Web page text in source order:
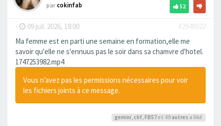
parcokinfab 52
- 09 juil. 2026, 18:00
#2948922
Ma femme est en parti une semaine en formation,elle me
savoir qu'elle ne s'ennuus pas le soir dans sa chamvre d'hotel.
1747253982.mp4
Vous n’avez pas les permissions nécessaires pour voir
les fichiers joints à ce message.
gemini, chf, FB57et 49 autres a liké